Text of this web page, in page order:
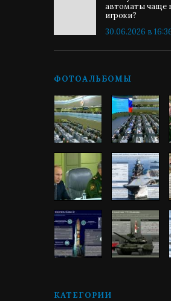
автоматы чаще
игроки?
30.06.2026 в
ФОТОАЛЬБОМЫ
КАТЕГОРИИ